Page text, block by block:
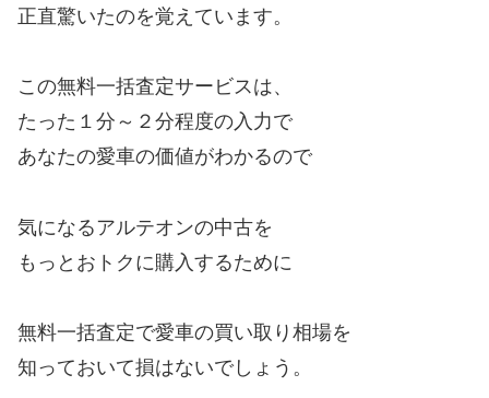
正直驚いたのを覚えています。
この無料一括査定サービスは、
たった１分～２分程度の入力で
あなたの愛車の価値がわかるので
気になるアルテオンの中古を
もっとおトクに購入するために
無料一括査定で愛車の買い取り相場を
知っておいて損はないでしょう。